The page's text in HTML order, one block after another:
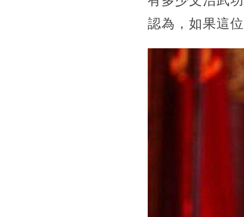
認為， 如果這